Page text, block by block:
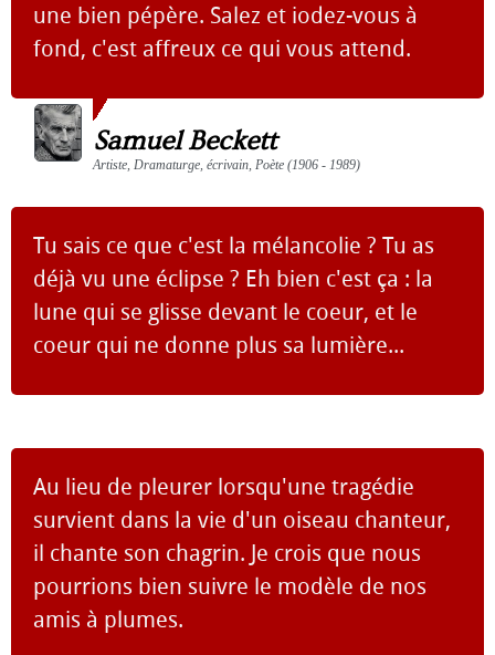
une bien pépère. Salez et iodez-vous à
fond, c'est affreux ce qui vous attend.
Samuel Beckett
Artiste, Dramaturge, écrivain, Poète (1906 - 1989)
Tu sais ce que c'est la mélancolie ? Tu as
déjà vu une éclipse ? Eh bien c'est ça : la
lune qui se glisse devant le coeur, et le
coeur qui ne donne plus sa lumière...
Au lieu de pleurer lorsqu'une tragédie
survient dans la vie d'un oiseau chanteur,
il chante son chagrin. Je crois que nous
pourrions bien suivre le modèle de nos
amis à plumes.